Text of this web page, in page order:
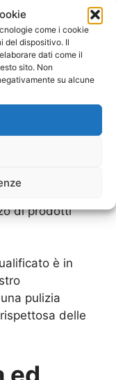
come i cookie
del dispositivo. Il
dati come il
sito. Non
su alcune
all’istante
si svolge
(lavaggio con
con sostanze
asciugatura)
ed
di prodotti
è in
pulizia
delle
ed